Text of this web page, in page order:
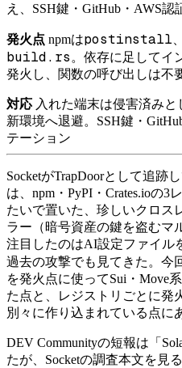
え、SSH鍵・GitHub・AWS
発火点 npmはpostinstall
build.rs 。依存に足してイ
発火し、関数の呼び出しは不
対応 入れた端末は侵害済み
新環境へ退避。SSH鍵・
テーション
SocketがTrapDoorとして追跡
は、npm・PyPI・Crates.ioの3
たいで置いた、珍しいクロス
ラー（暗号資産の鍵を盗むマ
注目したのはAI設定ファイル
過去の攻撃でも見てきた。今
を発火点に使ってSui・Move
た点と、レジストリごとに発
別々に作り込まれている点に
DEV Communityの短報は「
たが、Socketの調査本文を見